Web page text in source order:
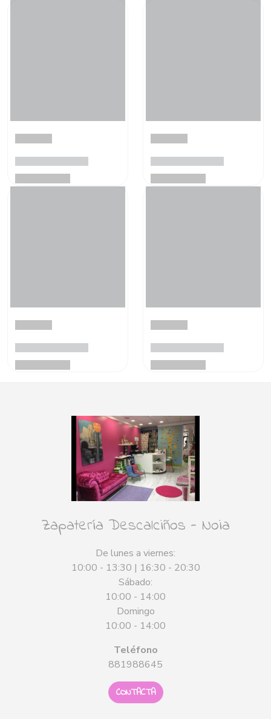
Zapatería Descalciños - Noia
De lunes a viernes:
10:00 - 13:30 | 16:30 - 20:30
Sábado:
10:00 - 14:00
Domingo
10:00 - 14:00
Teléfono
881988645
CONTACTA